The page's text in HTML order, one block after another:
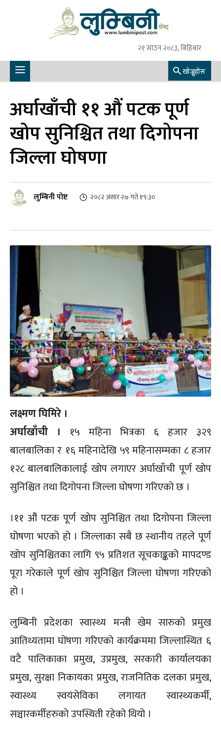
२१ साउन २०८३, बिहिबार
खोज्नुहोस
अर्घाखाँची ११ औं पटक पूर्ण
खोप सुनिश्चित तथा दिगोपना
जिल्ला घोषणा
लुम्बिनी पोष्ट २०८२ असार २७ गते १९:३०
लक्ष्मण घिमिरे ।
अर्घाखाँची । १५ महिना भित्रका ६ हजार ३२९
बालबालिका र १६ महिनादेखि ५९ महिनासम्मका ८ हजार
१२८ बालबालिकालाई खोप लगाएर अर्घाखाँची पूर्ण खोप
सुनिश्चित तथा दिगोपना जिल्ला घोषणा गरिएको छ ।
।११ औं पटक पूर्ण खोप सुनिश्चित तथा दिगोपना जिल्ला
घोषणा भएको हो । जिल्लाका सबै छ स्थानीय तहले पूर्ण
खोप सुनिश्चितका लागि ९५ प्रतिशत सूचकाङ्कको मापदण्ड
पूरा गरेकाले पूर्ण खोप सुनिश्चित जिल्ला घोषणा गरिएको
हो ।
लुम्बिनी प्रदेशका स्वास्थ्य मन्त्री खेम सारुको प्रमुख
आतिथ्यतामा घोंषणा गरिएको कार्यक्रममा जिल्लास्थित ६
वटै पालिकाका प्रमुख, उप्रमुख, सरकारी कार्यालयका
प्रमुख, सुरक्षा निकायका प्रमुख, राजनितिक दलका प्रमुख,
स्वास्थ्य स्वयंसेविका लगायत स्वास्थ्यकर्मी,
सञ्चारकर्मीहरुको उपस्थिती रहेको थियो ।